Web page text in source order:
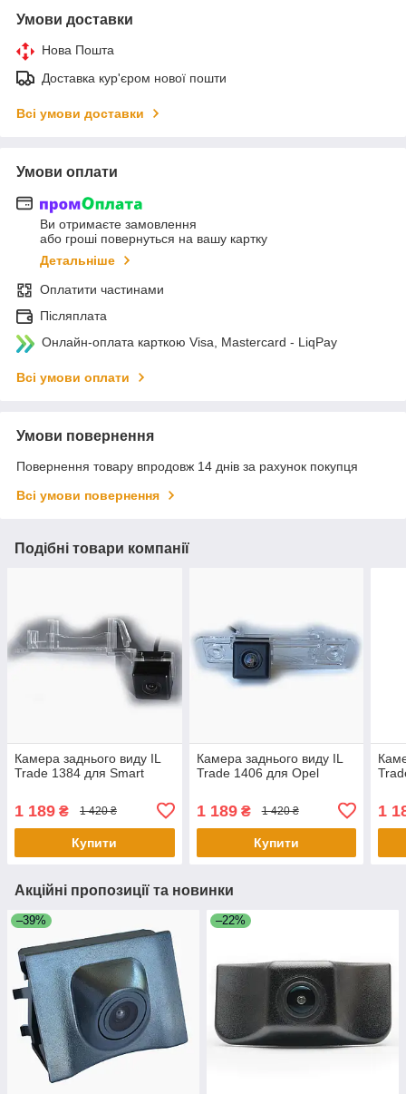
Умови доставки
Нова Пошта
Доставка кур'єром нової пошти
Всі умови доставки
Умови оплати
Ви отримаєте замовлення
або гроші повернуться на вашу картку
Детальніше
Оплатити частинами
Післяплата
Онлайн-оплата карткою Visa, Mastercard - LiqPay
Всі умови оплати
Умови повернення
Повернення товару впродовж 14 днів за рахунок покупця
Всі умови повернення
Подібні товари компанії
Камера заднього виду IL
Trade 1384 для Smart
1 189 ₴ 1 420 ₴
Купити
Камера заднього виду IL
Trade 1406 для Opel
1 189₴ 1 420 ₴
Купити
1
Акційні пропозиції та новинки
–39% –22%